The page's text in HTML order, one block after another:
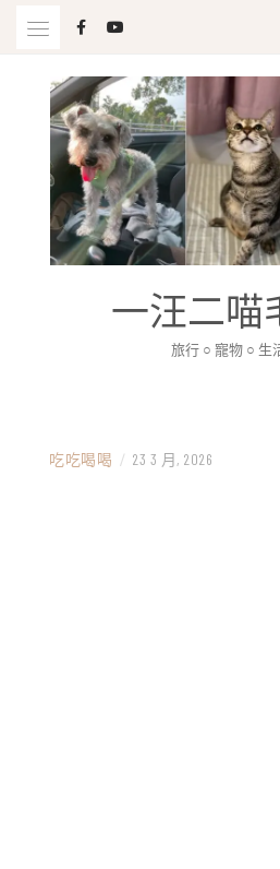
一汪二喵
旅行 ○ 寵物 ○ 生
吃吃喝喝 / 23 3 月, 2026